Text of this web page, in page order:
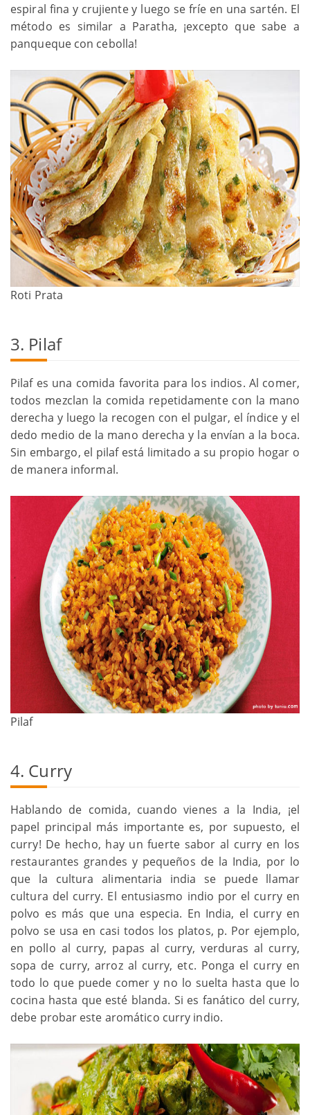
espiral fina y crujiente y luego se fríe en una sartén. El
método es similar a Paratha, ¡excepto que sabe a
panqueque con cebolla!
Roti Prata
3. Pilaf
Pilaf es una comida favorita para los indios. Al comer,
todos mezclan la comida repetidamente con la mano
derecha y luego la recogen con el pulgar, el índice y el
dedo medio de la mano derecha y la envían a la boca.
Sin embargo, el pilaf está limitado a su propio hogar o
de manera informal.
Pilaf
4. Curry
Hablando de comida, cuando vienes a la India, ¡el
papel principal más importante es, por supuesto, el
curry! De hecho, hay un fuerte sabor al curry en los
restaurantes grandes y pequeños de la India, por lo
que la cultura alimentaria india se puede llamar
cultura del curry. El entusiasmo indio por el curry en
polvo es más que una especia. En India, el curry en
polvo se usa en casi todos los platos, p. Por ejemplo,
en pollo al curry, papas al curry, verduras al curry,
sopa de curry, arroz al curry, etc. Ponga el curry en
todo lo que puede comer y no lo suelta hasta que lo
cocina hasta que esté blanda. Si es fanático del curry,
debe probar este aromático curry indio.